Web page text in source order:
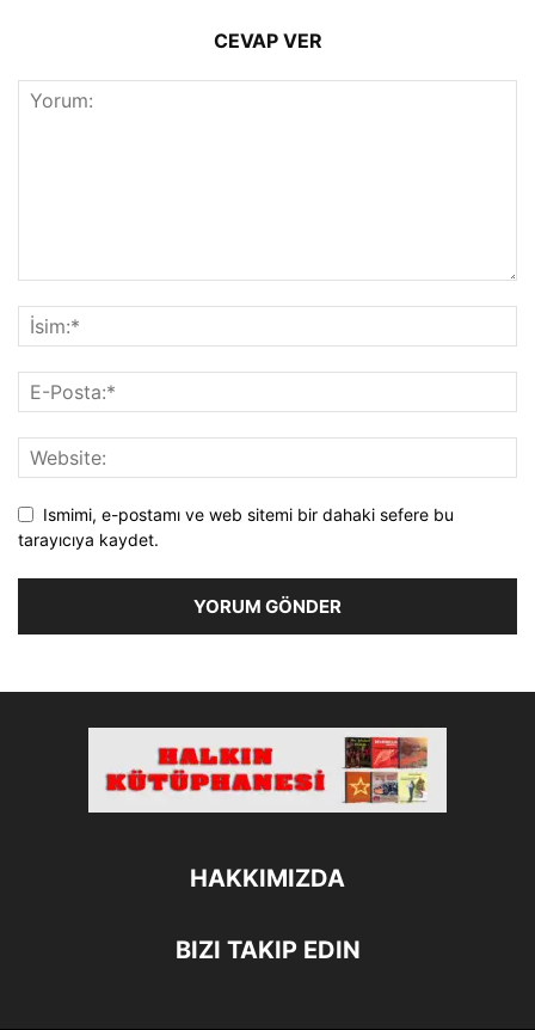
CEVAP VER
Ismimi, e-postamı ve web sitemi bir dahaki sefere bu
tarayıcıya kaydet.
HAKKIMIZDA
BIZI TAKIP EDIN